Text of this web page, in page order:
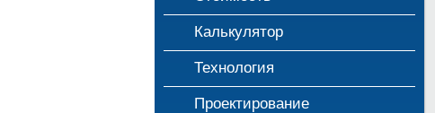
Калькулятор
Технология
Проектирование